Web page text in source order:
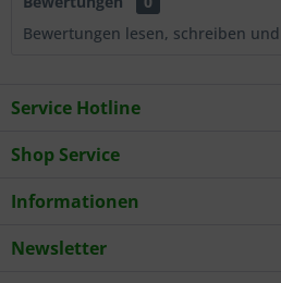
Bewertungen lesen, schreiben
Service Hotline
Shop Service
Informationen
Newsletter